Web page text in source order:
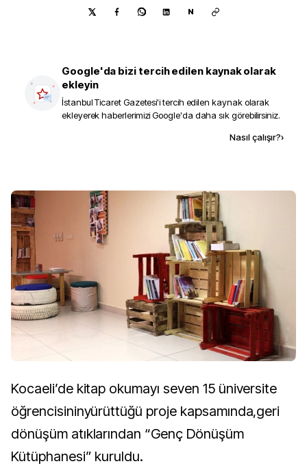
N
Google'da bizi tercih edilen kaynak olarak
ekleyin
İstanbul Ticaret Gazetesi'i tercih edilen kaynak olarak
ekleyerek haberlerimizi Google'da daha sık görebilirsiniz.
Nasıl çalışır?›
Kocaeli’de kitap okumayı seven 15 üniversite
öğrencisininyürüttüğü proje kapsamında,geri
dönüşüm atıklarından “Genç Dönüşüm
Kütüphanesi” kuruldu.